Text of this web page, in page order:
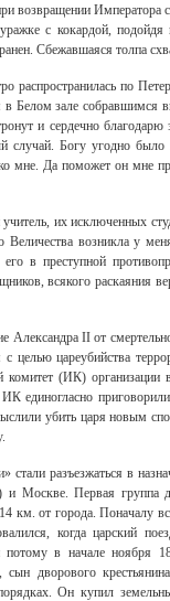
возвращении
с кокардой,
Сбежавшаяся толпа
распространилась по
Белом зале собравшимся
и сердечно
случай. Богу угодно
мне. Да поможет он мне
учитель, их исключенных
возникла у
в преступной
всякого раскаяния
Александра II от
с целью цареубийства
комитет (ИК)
единогласно
убить царя новым
разъезжаться в
Москве. Первая группа
км. от города. Поначалу
когда царский
потому в начале ноября
дворового
Он купил